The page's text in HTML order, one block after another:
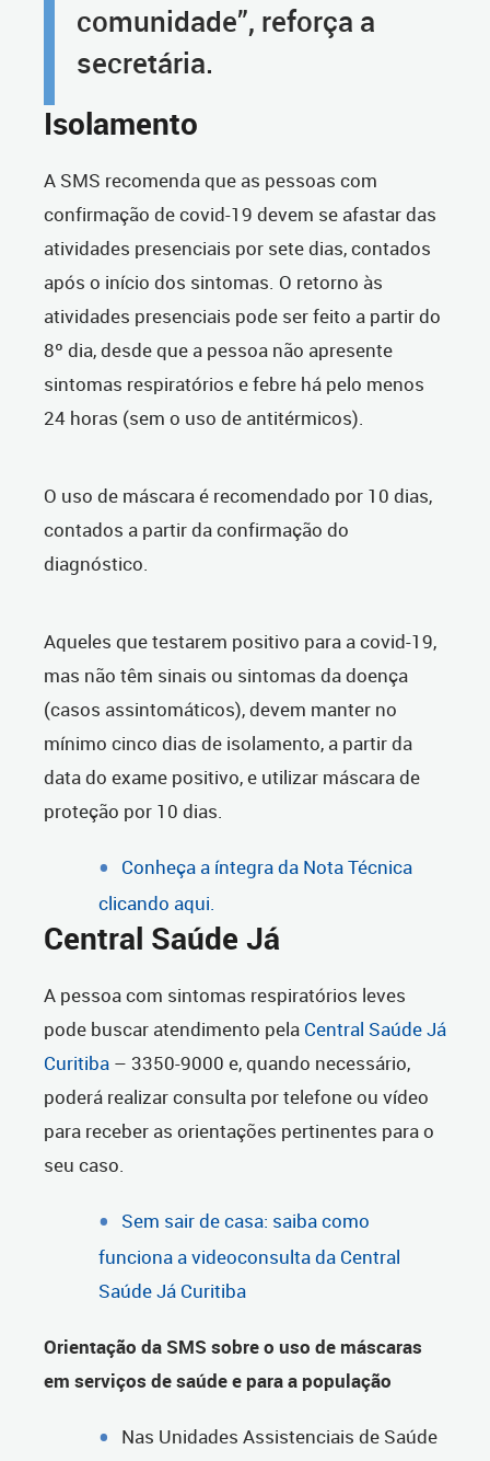
comunidade”, reforça a
secretária.
Isolamento
A SMS recomenda que as pessoas com
confirmação de covid-19 devem se afastar das
atividades presenciais por sete dias, contados
após o início dos sintomas. O retorno às
atividades presenciais pode ser feito a partir do
8º dia, desde que a pessoa não apresente
sintomas respiratórios e febre há pelo menos
24 horas (sem o uso de antitérmicos).
O uso de máscara é recomendado por 10 dias,
contados a partir da confirmação do
diagnóstico.
Aqueles que testarem positivo para a covid-19,
mas não têm sinais ou sintomas da doença
(casos assintomáticos), devem manter no
mínimo cinco dias de isolamento, a partir da
data do exame positivo, e utilizar máscara de
proteção por 10 dias.
Conheça a íntegra da Nota Técnica
clicando aqui.
Central Saúde Já
A pessoa com sintomas respiratórios leves
pode buscar atendimento pela Central Saúde Já
Curitiba – 3350-9000 e, quando necessário,
poderá realizar consulta por telefone ou vídeo
para receber as orientações pertinentes para o
seu caso.
Sem sair de casa: saiba como
funciona a videoconsulta da Central
Saúde Já Curitiba
Orientação da SMS sobre o uso de máscaras
em serviços de saúde e para a população
Nas Unidades Assistenciais de Saúde